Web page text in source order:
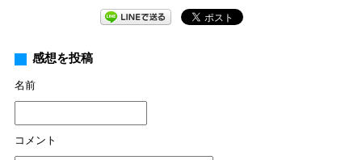
感想を投稿
名前
コメント